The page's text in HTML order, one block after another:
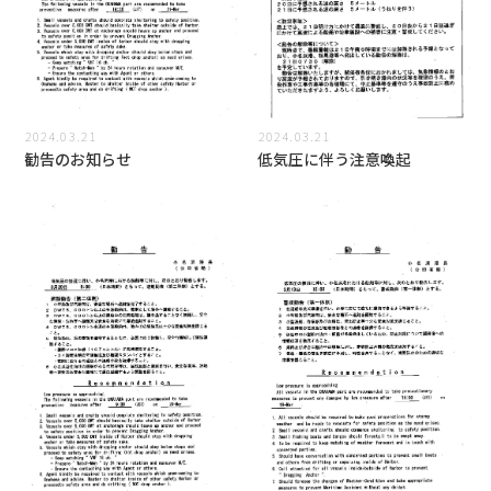
2024.03.21
勧告のお知らせ
2024.03.21
低気圧に伴う注意喚起